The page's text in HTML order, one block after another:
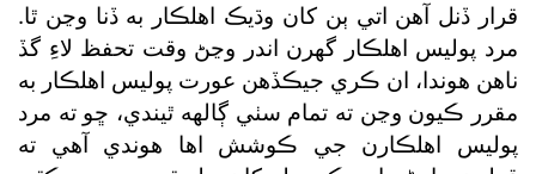
قرار ڏنل آهن اتي ٻن کان وڌيڪ اهلڪار به ڏنا وڃن ٿا.
مرد پوليس اهلڪار گھرن اندر وڃڻ وقت تحفظ لاءِ گڏ
ناهن هوندا، ان ڪري جيڪڏهن عورت پوليس اهلڪار به
مقرر ڪيون وڃن ته تمام سٺي ڳالهه ٿيندي، ڇو ته مرد
پوليس اهلڪارن جي ڪوشش اها هوندي آهي ته